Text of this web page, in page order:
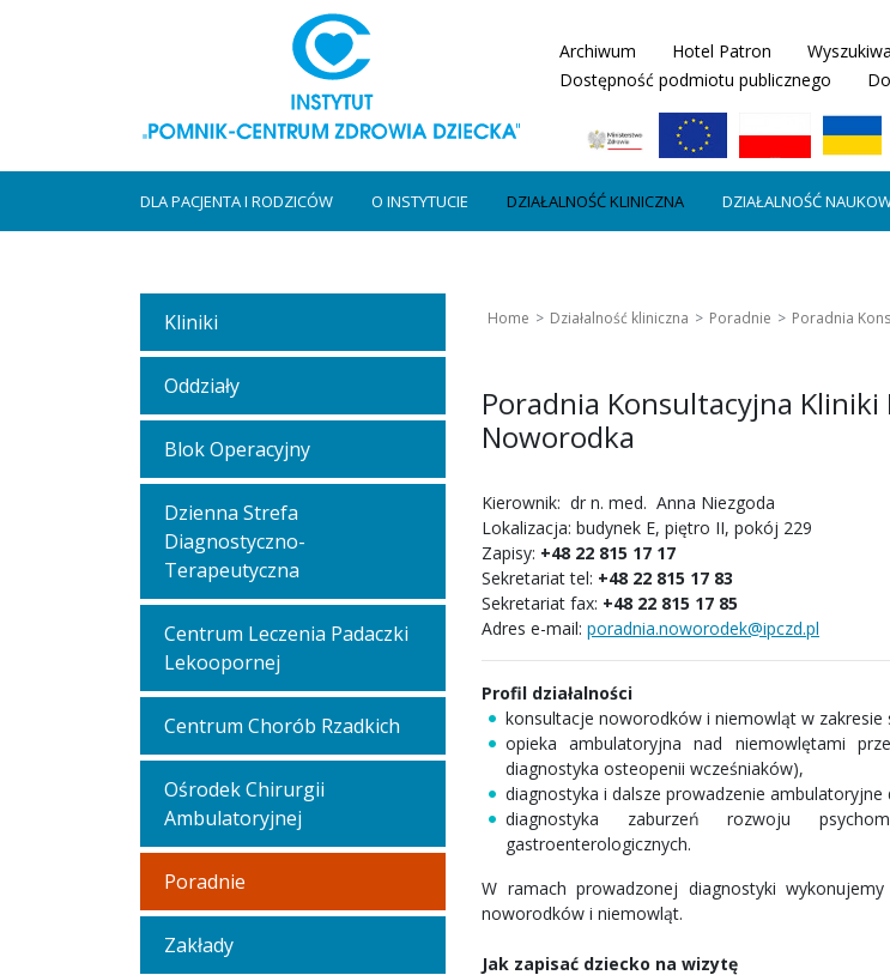
Archiwum Hotel Patron
Dostępność podmiotu publicznego
DLA PACJENTA I RODZICÓW O INSTYTUCIE DZIAŁALNOŚĆ KLINICZNA DZIAŁALNOŚĆ
Kliniki
Oddziały
Blok Operacyjny
Dzienna Strefa
Diagnostyczno-
Terapeutyczna
Centrum Leczenia Padaczki
Lekoopornej
Centrum Chorób Rzadkich
Ośrodek Chirurgii
Ambulatoryjnej
Poradnie
Zakłady
Home Działalność kliniczna Poradnie Poradnia
Poradnia Konsultacyjna
Noworodka
Kierownik: dr n. med. Anna Niezgoda
Lokalizacja: budynek E, piętro II, pokój 229
Zapisy: +48 22 815 17 17
Sekretariat tel: +48 22 815 17 83
Sekretariat fax: +48 22 815 17 85
Adres e-mail: poradnia.noworodek@ipczd.pl
Profil działalności
konsultacje noworodków i niemowląt w
opieka ambulatoryjna nad niemowlętami
diagnostyka osteopenii wcześniaków),
diagnostyka i dalsze prowadzenie ambulatoryjne
diagnostyka zaburzeń rozwoju
gastroenterologicznych.
W ramach prowadzonej diagnostyki
noworodków i niemowląt.
Jak zapisać dziecko na wizytę